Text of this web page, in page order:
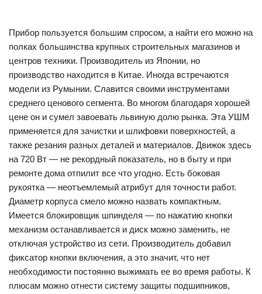
Прибор пользуется большим спросом, а найти его можно на
полках большинства крупных строительных магазинов и
центров техники. Производитель из Японии, но
производство находится в Китае. Иногда встречаются
модели из Румынии. Славится своими инструментами
среднего ценового сегмента. Во многом благодаря хорошей
цене он и сумел завоевать львиную долю рынка. Эта УШМ
применяется для зачистки и шлифовки поверхностей, а
также резания разных деталей и материалов. Движок здесь
на 720 Вт — не рекордный показатель, но в быту и при
ремонте дома отпилит все что угодно. Есть боковая
рукоятка — неотъемлемый атрибут для точности работ.
Диаметр корпуса смело можно назвать компактным.
Имеется блокировщик шпинделя — по нажатию кнопки
механизм останавливается и диск можно заменить, не
отключая устройство из сети. Производитель добавил
фиксатор кнопки включения, а это значит, что нет
необходимости постоянно выжимать ее во время работы. К
плюсам можно отнести систему защиты подшипников,